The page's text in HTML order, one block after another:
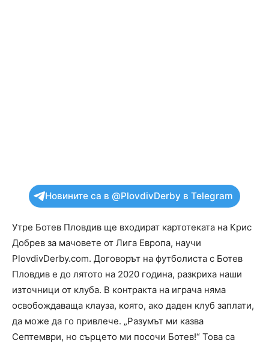
Новините са в @PlovdivDerby в Telegram
Утре Ботев Пловдив ще входират картотеката на Крис
Добрев за мачовете от Лига Европа, научи
PlovdivDerby.com. Договорът на футболиста с Ботев
Пловдив е до лятото на 2020 година, разкриха наши
източници от клуба. В контракта на играча няма
освобождаваща клауза, която, ако даден клуб заплати,
да може да го привлече. „Разумът ми казва
Септември, но сърцето ми посочи Ботев!“ Това са